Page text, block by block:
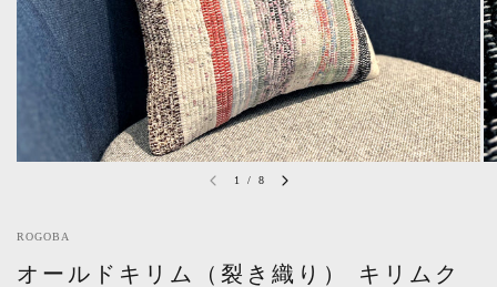
1 / 8
ROGOBA
オールドキリム（裂き織り） キリムク